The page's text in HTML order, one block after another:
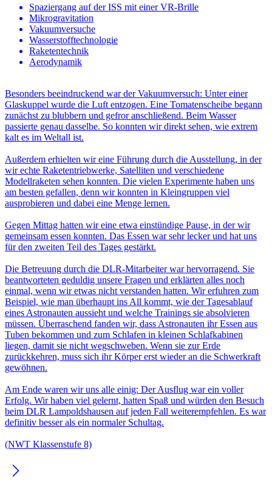
Spaziergang auf der ISS mit einer VR‑Brille
Mikrogravitation
Vakuumversuche
Wasserstofftechnologie
Raketentechnik
Aerodynamik
Besonders beeindruckend war der Vakuumversuch: Unter einer
Glaskuppel wurde die Luft entzogen. Eine Tomatenscheibe begann
zunächst zu blubbern und gefror anschließend. Beim Wasser
passierte genau dasselbe. So konnten wir direkt sehen, wie extrem
kalt es im Weltall ist.
Außerdem erhielten wir eine Führung durch die Ausstellung, in der
wir echte Raketentriebwerke, Satelliten und verschiedene
Modellraketen sehen konnten. Die vielen Experimente haben uns
am besten gefallen, denn wir konnten in Kleingruppen viel
ausprobieren und dabei eine Menge lernen.
Gegen Mittag hatten wir eine etwa einstündige Pause, in der wir
gemeinsam essen konnten. Das Essen war sehr lecker und hat uns
für den zweiten Teil des Tages gestärkt.
Die Betreuung durch die DLR‑Mitarbeiter war hervorragend. Sie
beantworteten geduldig unsere Fragen und erklärten alles noch
einmal, wenn wir etwas nicht verstanden hatten. Wir erfuhren zum
Beispiel, wie man überhaupt ins All kommt, wie der Tagesablauf
eines Astronauten aussieht und welche Trainings sie absolvieren
müssen. Überraschend fanden wir, dass Astronauten ihr Essen aus
Tuben bekommen und zum Schlafen in kleinen Schlafkabinen
liegen, damit sie nicht wegschweben. Wenn sie zur Erde
zurückkehren, muss sich ihr Körper erst wieder an die Schwerkraft
gewöhnen.
Am Ende waren wir uns alle einig: Der Ausflug war ein voller
Erfolg. Wir haben viel gelernt, hatten Spaß und würden den Besuch
beim DLR Lampoldshausen auf jeden Fall weiterempfehlen. Es war
definitiv besser als ein normaler Schultag.
(NWT Klassenstufe 8)